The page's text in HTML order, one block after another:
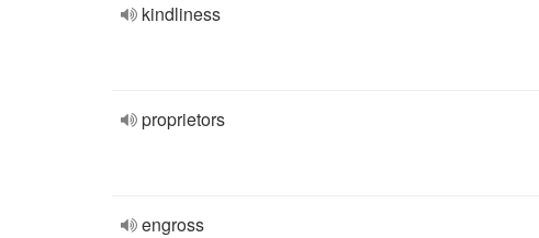
kindliness
proprietors
engross